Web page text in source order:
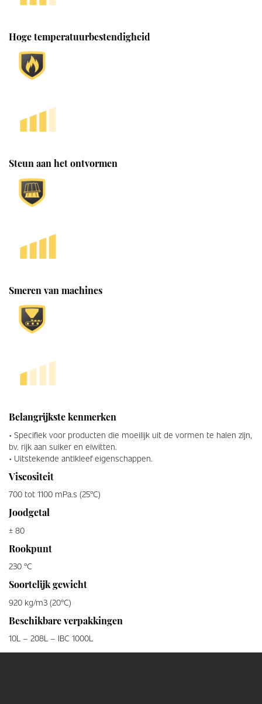
Hoge temperatuurbestendigheid
Steun aan het ontvormen
Smeren van machines
Belangrijkste kenmerken
• Specifiek voor producten die moeilijk uit de vormen te halen zijn,
bv. rijk aan suiker en eiwitten.
• Uitstekende antikleef eigenschappen.
Viscositeit
700 tot 1100 mPa.s (25°C)
Joodgetal
± 80
Rookpunt
230 °C
Soortelijk gewicht
920 kg/m3 (20°C)
Beschikbare verpakkingen
10L – 208L – IBC 1000L